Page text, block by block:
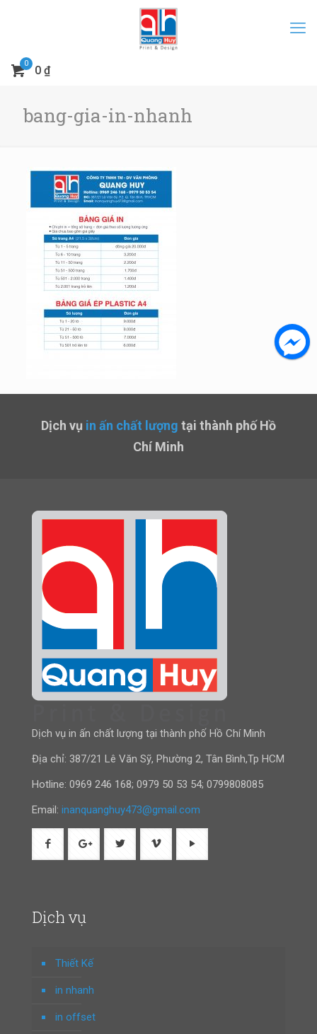
0
0 ₫
bang-gia-in-nhanh
Dịch vụ in ấn chất lượng tại thành phố Hồ
Chí Minh
Dịch vụ in ấn chất lượng tại thành phố Hồ Chí Minh
Địa chỉ: 387/21 Lê Văn Sỹ, Phường 2, Tân Bình,Tp HCM
Hotline: 0969 246 168; 0979 50 53 54; 0799808085
Email: inanquanghuy473@gmail.com
Dịch vụ
Thiết Kế
in nhanh
in offset